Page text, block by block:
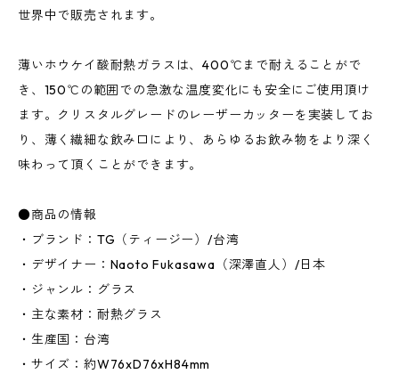
世界中で販売されます。
薄いホウケイ酸耐熱ガラスは、400℃まで耐えることがで
き、150℃の範囲での急激な温度変化にも安全にご使用頂け
ます。クリスタルグレードのレーザーカッターを実装してお
り、薄く繊細な飲み口により、あらゆるお飲み物をより深く
味わって頂くことができます。
●商品の情報
・ブランド：TG（ティージー）/台湾
・デザイナー：Naoto Fukasawa（深澤直人）/日本
・ジャンル：グラス
・主な素材：耐熱グラス
・生産国：台湾
・サイズ：約W76xD76xH84mm